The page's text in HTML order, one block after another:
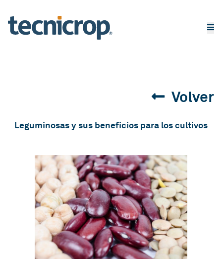
Leguminosas y sus beneficios para los cultivos
Volver